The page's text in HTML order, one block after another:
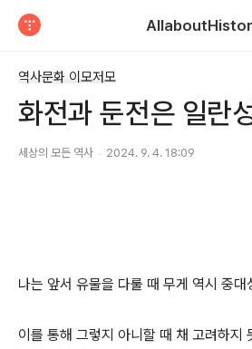
역사문화 이모저모
화전과 둔전은 일란
세상의 모든 역사 2024. 9. 4. 18:09
나는 앞서 유물을 다룰 때 무게 역시 중
이를 통해 그렇지 아니할 때 채 고려하지